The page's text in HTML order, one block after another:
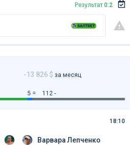
Результат 0:2
-13 826 $ за месяц
5 = 112 -
18:10
Варвара Лепченко